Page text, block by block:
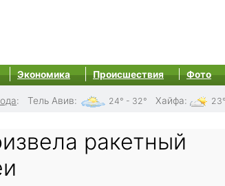
Экономика Происшествия Фото
: Тель Авив: 24° - 32° Хайфа:
ракетный